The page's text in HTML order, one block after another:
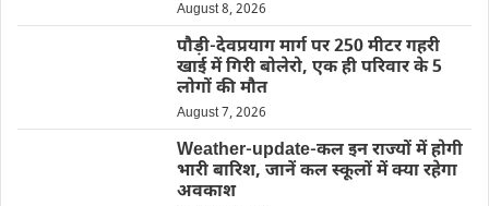
August 8, 2026
पौड़ी-देवप्रयाग मार्ग पर 250 मीटर गहरी
खाई में गिरी बोलेरो, एक ही परिवार के 5
लोगों की मौत
August 7, 2026
Weather-update-कल इन राज्यों में होगी
भारी बारिश, जानें कल स्कूलों में क्या रहेगा
अवकाश